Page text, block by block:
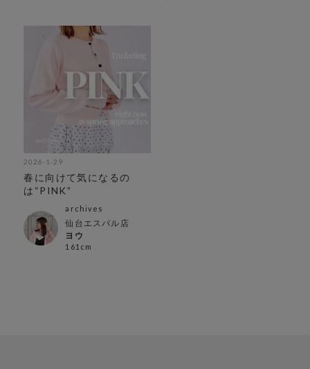
2026-1-29
春に向けて気になるの
は“PINK”
archives
仙台エスパル店
ヨウ
161cm